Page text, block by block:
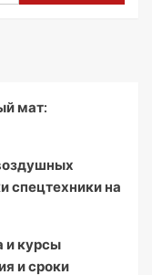
мат:
спецтехники на
и курсы
и сроки